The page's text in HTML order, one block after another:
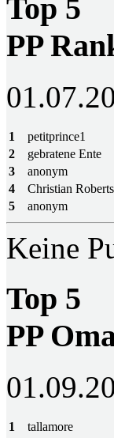
Top 5
PP
1
petitprince1
2
gebratene Ente
3
anonym
4
Christian Roberts
5
anonym
Keine
Top 5
PP
1
tallamore